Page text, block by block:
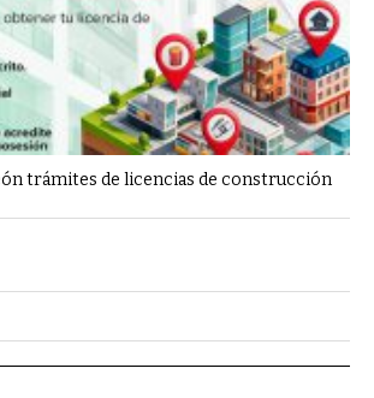
trámites de licencias de construcción